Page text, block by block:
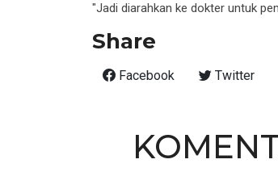
"Jadi diarahkan ke dokter untuk
Share
Facebook Twitter